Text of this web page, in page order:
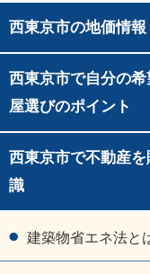
西東京市の地価情報
西東京市で自分の
屋選びのポイント
西東京市で不動産
識
建築物省エネ法と